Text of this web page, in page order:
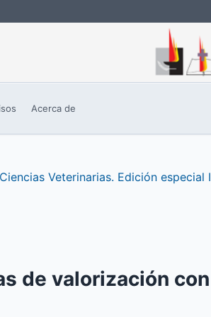
Acerca de
Veterinarias. Edición especial I
de valorización con